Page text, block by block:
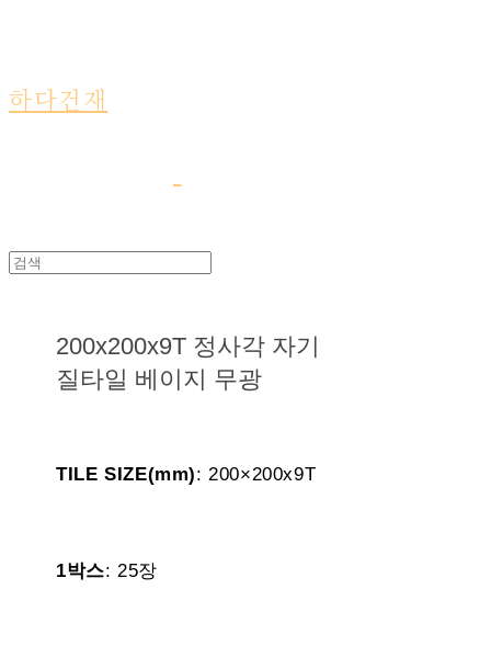
하다건재
200x200x9T 정사각 자기
질타일 베이지 무광
TILE SIZE(mm): 200×200x9T
1박스: 25장